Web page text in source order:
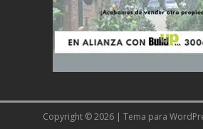
Copyright © 2026 | Tema para